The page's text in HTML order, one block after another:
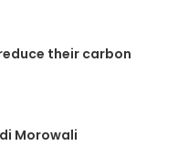
their carbon
Morowali